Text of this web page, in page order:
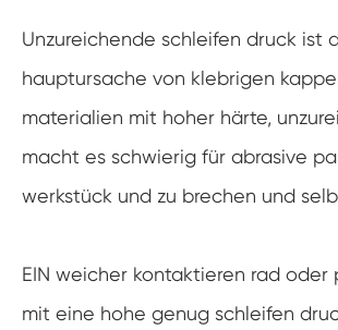
Unzureichende schleifen druck ist
hauptursache von klebrigen
materialien mit hoher härte,
macht es schwierig für abrasive
werkstück und zu brechen und
EIN weicher kontaktieren rad oder
mit eine hohe genug schleifen